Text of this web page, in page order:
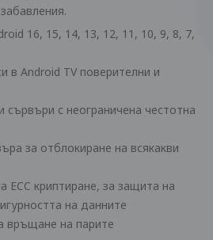
16, 15, 14, 13, 12, 11, 10, 9, 8, 7,
в Android TV поверителни и
сървъри с неограничена честотна
за отблокиране на всякакви
ECC криптиране, за защита на
на данните
връщане на парите